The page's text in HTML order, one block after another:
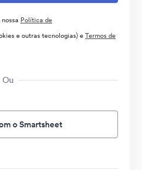
Política de
e outras tecnologias) eTermos de
Ou
o Smartsheet